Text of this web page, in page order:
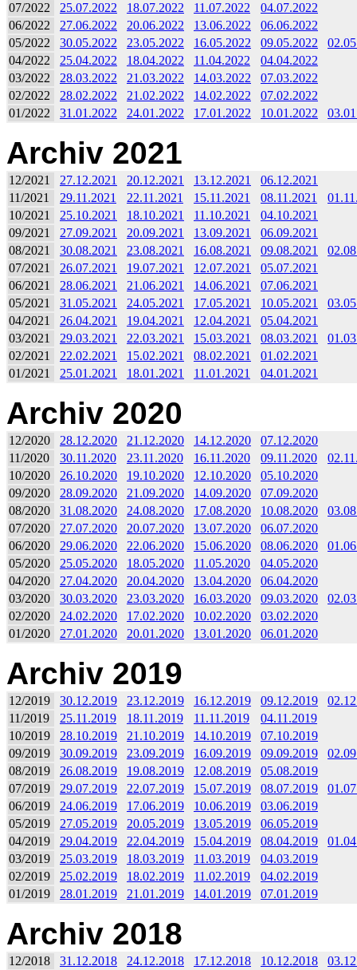
07/2022
25.07.2022 18.07.2022 11.07.2022
04.07.2022
06/2022
27.06.2022 20.06.2022 13.06.2022
06.06.2022
05/2022
30.05.2022 23.05.2022 16.05.2022 09.05.2022
04/2022
25.04.2022 18.04.2022 11.04.2022
04.04.2022
03/2022
28.03.2022 21.03.2022 14.03.2022
07.03.2022
02/2022
28.02.2022 21.02.2022 14.02.2022
07.02.2022
01/2022
31.01.2022 24.01.2022 17.01.2022 10.01.2022
Archiv 2021
12/2021 27.12.2021 20.12.2021 13.12.2021
06.12.2021
11/2021
29.11.2021 22.11.2021 15.11.2021 08.11.2021
10/2021
25.10.2021 18.10.2021 11.10.2021
04.10.2021
09/2021
27.09.2021 20.09.2021 13.09.2021
06.09.2021
08/2021
30.08.2021 23.08.2021 16.08.2021 09.08.2021
07/2021
26.07.2021 19.07.2021 12.07.2021
05.07.2021
06/2021
28.06.2021 21.06.2021 14.06.2021
07.06.2021
05/2021
31.05.2021 24.05.2021 17.05.2021 10.05.2021
04/2021
26.04.2021 19.04.2021 12.04.2021
05.04.2021
03/2021
29.03.2021 22.03.2021 15.03.2021 08.03.2021
02/2021
22.02.2021 15.02.2021 08.02.2021
01.02.2021
01/2021
25.01.2021 18.01.2021 11.01.2021 04.01.2021
Archiv 2020
12/2020 28.12.2020 21.12.2020 14.12.2020
07.12.2020
11/2020
30.11.2020 23.11.2020 16.11.2020 09.11.2020
10/2020
26.10.2020 19.10.2020 12.10.2020
05.10.2020
09/2020
28.09.2020 21.09.2020 14.09.2020
07.09.2020
08/2020
31.08.2020 24.08.2020 17.08.2020 10.08.2020
07/2020
27.07.2020 20.07.2020 13.07.2020
06.07.2020
06/2020
29.06.2020 22.06.2020 15.06.2020 08.06.2020
05/2020
25.05.2020 18.05.2020 11.05.2020
04.05.2020
04/2020
27.04.2020 20.04.2020 13.04.2020
06.04.2020
03/2020
30.03.2020 23.03.2020 16.03.2020 09.03.2020
02/2020
24.02.2020 17.02.2020 10.02.2020
03.02.2020
01/2020
27.01.2020 20.01.2020 13.01.2020 06.01.2020
Archiv 2019
12/2019 30.12.2019 23.12.2019 16.12.2019 09.12.2019
11/2019
25.11.2019 18.11.2019 11.11.2019
04.11.2019
10/2019
28.10.2019 21.10.2019 14.10.2019
07.10.2019
09/2019
30.09.2019 23.09.2019 16.09.2019 09.09.2019
08/2019
26.08.2019 19.08.2019 12.08.2019
05.08.2019
07/2019
29.07.2019 22.07.2019 15.07.2019 08.07.2019
06/2019
24.06.2019 17.06.2019 10.06.2019
03.06.2019
05/2019
27.05.2019 20.05.2019 13.05.2019
06.05.2019
04/2019
29.04.2019 22.04.2019 15.04.2019 08.04.2019
03/2019
25.03.2019 18.03.2019 11.03.2019
04.03.2019
02/2019
25.02.2019 18.02.2019 11.02.2019
04.02.2019
01/2019
28.01.2019 21.01.2019 14.01.2019 07.01.2019
Archiv 2018
12/2018 31.12.2018 24.12.2018 17.12.2018 10.12.2018